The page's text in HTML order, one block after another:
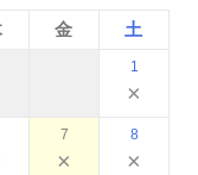
金 土
1
×
7
×
8
×